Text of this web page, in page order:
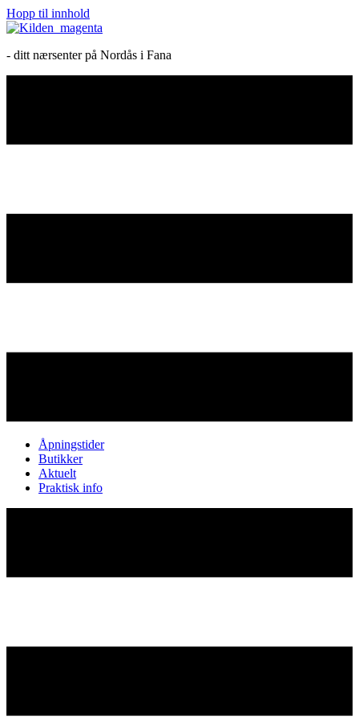
Hopp til innhold
- ditt nærsenter på Nordås i Fana
Åpningstider
Butikker
Aktuelt
Praktisk info